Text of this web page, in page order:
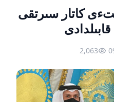
كاتار سىرتقى
2,063